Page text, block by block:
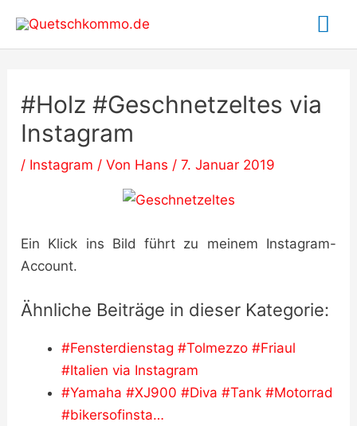
Inhalt
#Holz #Geschnetzeltes via
Instagram
/ Instagram / Von Hans /7. Januar 2019
Ein Klick ins Bild führt zu meinem Instagram-
Account.
Ähnliche Beiträge in dieser Kategorie:
#Fensterdienstag #Tolmezzo #Friaul
#Italien via Instagram
#Yamaha #XJ900 #Diva #Tank #Motorrad
#bikersofinsta…